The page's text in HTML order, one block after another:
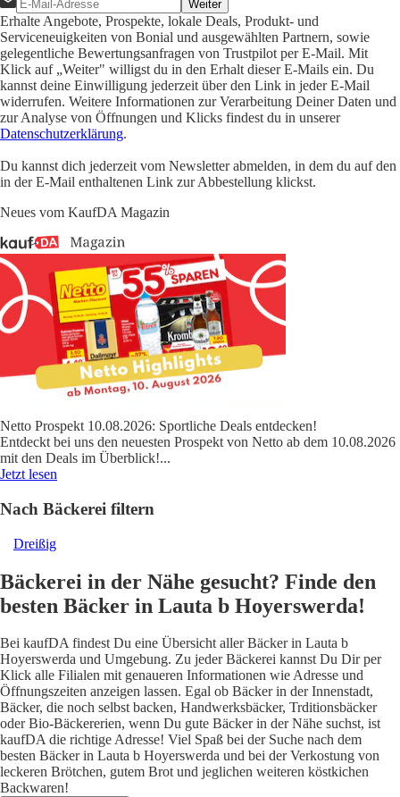
Weiter
Erhalte Angebote, Prospekte, lokale Deals, Produkt- und
Serviceneuigkeiten von Bonial und ausgewählten Partnern, sowie
gelegentliche Bewertungsanfragen von Trustpilot per E-Mail. Mit
Klick auf „Weiter" willigst du in den Erhalt dieser E-Mails ein. Du
kannst deine Einwilligung jederzeit über den Link in jeder E-Mail
widerrufen. Weitere Informationen zur Verarbeitung Deiner Daten und
zur Analyse von Öffnungen und Klicks findest du in unserer
Datenschutzerklärung.
Du kannst dich jederzeit vom Newsletter abmelden, in dem du auf den
in der E-Mail enthaltenen Link zur Abbestellung klickst.
Neues vom KaufDA Magazin
Netto Prospekt 10.08.2026: Sportliche Deals entdecken!
Entdeckt bei uns den neuesten Prospekt von Netto ab dem 10.08.2026
mit den Deals im Überblick!...
Jetzt lesen
Nach Bäckerei filtern
Dreißig
Bäckerei in der Nähe gesucht? Finde den
besten Bäcker in Lauta b Hoyerswerda!
Bei kaufDA findest Du eine Übersicht aller Bäcker in Lauta b
Hoyerswerda und Umgebung. Zu jeder Bäckerei kannst Du Dir per
Klick alle Filialen mit genaueren Informationen wie Adresse und
Öffnungszeiten anzeigen lassen. Egal ob Bäcker in der Innenstadt,
Bäcker, die noch selbst backen, Handwerksbäcker, Trditionsbäcker
oder Bio-Bäckererien, wenn Du gute Bäcker in der Nähe suchst, ist
kaufDA die richtige Adresse! Viel Spaß bei der Suche nach dem
besten Bäcker in Lauta b Hoyerswerda und bei der Verkostung von
leckeren Brötchen, gutem Brot und jeglichen weiteren köstkichen
Backwaren!